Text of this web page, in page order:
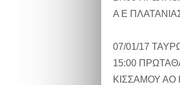
Α Ε
07/01/17
15:00
ΚΙΣΣΑΜΟΥ ΑΟ